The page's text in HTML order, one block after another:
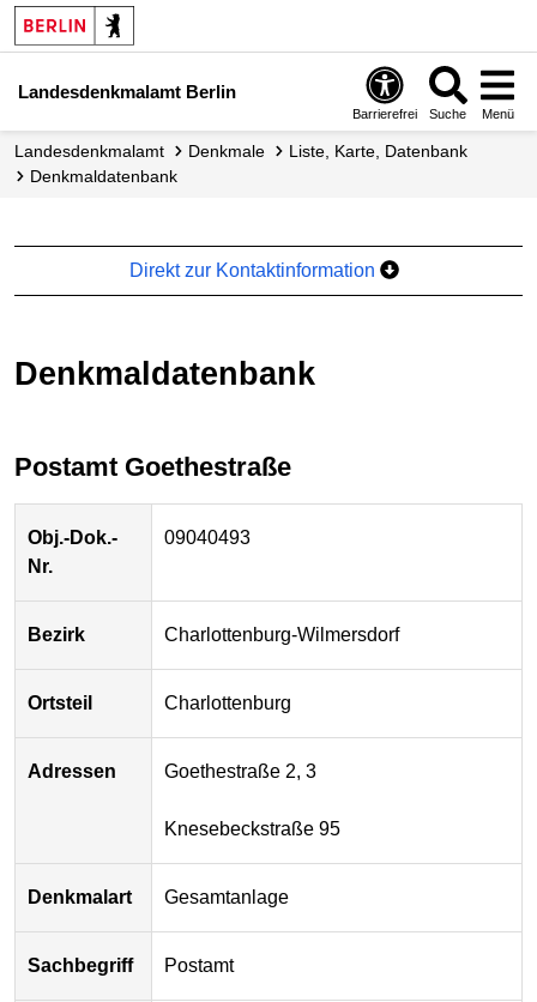
Landesdenkmalamt Berlin
Barrierefrei Suche Menü
Landesdenkmalamt Denkmale
Liste, Karte, Datenbank
Denkmal­datenbank
Direkt zur Kontaktinformation
Denkmaldatenbank
Postamt Goethestraße
Obj.-Dok.-
Nr.
09040493
Bezirk Charlottenburg-Wilmersdorf
Ortsteil Charlottenburg
Adressen Goethestraße 2, 3
Knesebeckstraße 95
Denkmalart Gesamtanlage
Sachbegriff Postamt